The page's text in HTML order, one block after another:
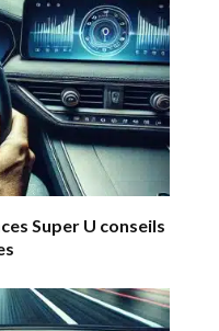
Super U conseils